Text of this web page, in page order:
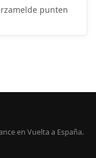
punten
en Vuelta a España.